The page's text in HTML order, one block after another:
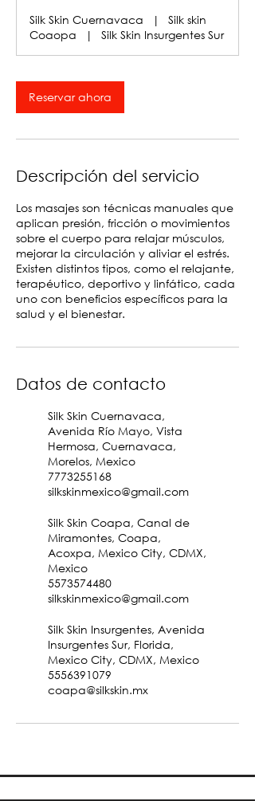
Silk Skin Cuernavaca |
Silk skin
Coaopa
| Silk Skin Insurgentes Sur
Reservar ahora
Descripción del servicio
Los masajes son técnicas manuales que
aplican presión, fricción o movimientos
sobre el cuerpo para relajar músculos,
mejorar la circulación y aliviar el estrés.
Existen distintos tipos, como el relajante,
terapéutico, deportivo y linfático, cada
uno con beneficios específicos para la
salud y el bienestar.
Datos de contacto
Silk Skin Cuernavaca,
Avenida Río Mayo, Vista
Hermosa, Cuernavaca,
Morelos, Mexico
7773255168
silkskinmexico@gmail.com
Silk Skin Coapa, Canal de
Miramontes, Coapa,
Acoxpa, Mexico City, CDMX,
Mexico
5573574480
silkskinmexico@gmail.com
Silk Skin Insurgentes, Avenida
Insurgentes Sur, Florida,
Mexico City, CDMX, Mexico
5556391079
coapa@silkskin.mx